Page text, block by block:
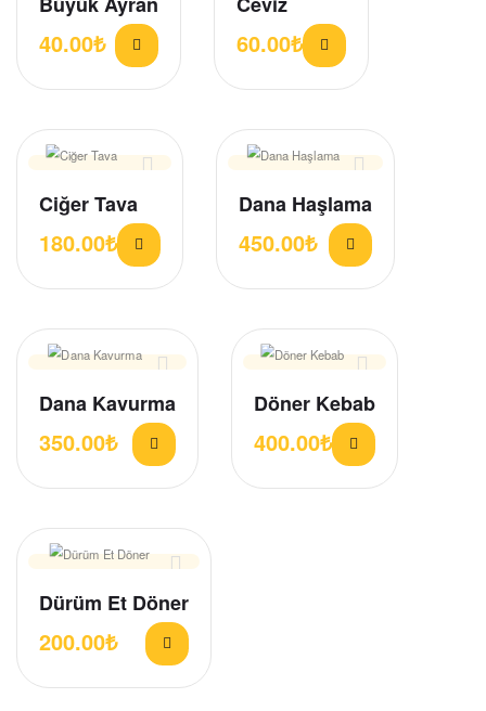
40.00₺ 60.00₺
Ciğer Tava
180.00₺
Dana Haşlama
450.00₺
Dana Kavurma
350.00₺
Döner Kebab
400.00₺
Dürüm Et Döner
200.00₺